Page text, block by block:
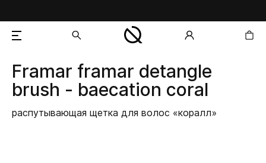
добавлен в корзину
Framar framar detangle
brush - baecation coral
распутывающая щетка для волос «коралл»